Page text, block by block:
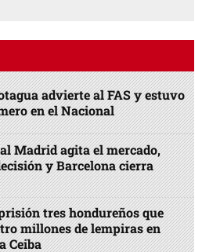
advierte al FAS y estuvo
en el Nacional
Madrid agita el mercado,
y Barcelona cierra
tres hondureños que
millones de lempiras en
Ceiba